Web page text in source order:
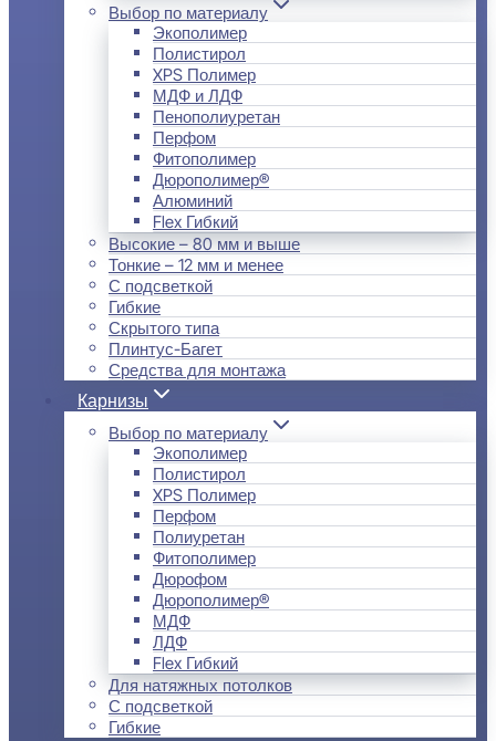
Выбор по материалу
Экополимер
Полистирол
XPS Полимер
МДФ и ЛДФ
Пенополиуретан
Перфом
Фитополимер
Дюрополимер®
Алюминий
Flex Гибкий
Высокие – 80 мм и выше
Тонкие – 12 мм и менее
С подсветкой
Гибкие
Скрытого типа
Плинтус-Багет
Средства для монтажа
Карнизы
Выбор по материалу
Экополимер
Полистирол
XPS Полимер
Перфом
Полиуретан
Фитополимер
Дюрофом
Дюрополимер®
МДФ
ЛДФ
Flex Гибкий
Для натяжных потолков
С подсветкой
Гибкие